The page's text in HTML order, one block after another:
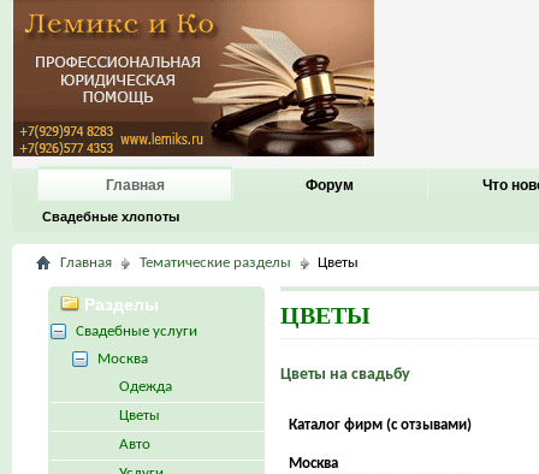
Главная
Свадебные хлопоты
Форум Что
Главная Тематические разделы Цветы
ЦВЕТЫ
Цветы на свадьбу
Каталог фирм (с отзывами)
Москва
Разделы
Свадебные услуги
Москва
Одежда
Цветы
Авто